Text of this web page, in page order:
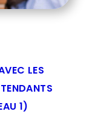
LES
1)